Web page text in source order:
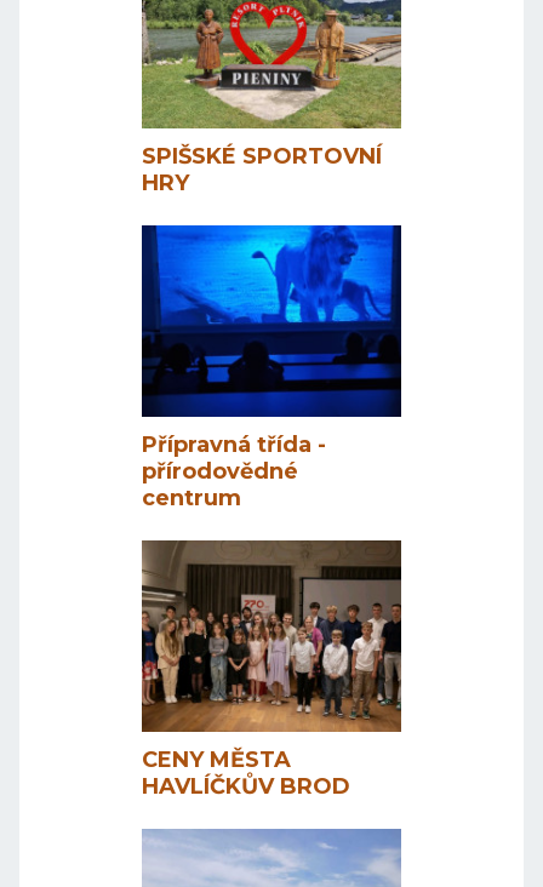
SPIŠSKÉ SPORTOVNÍ
HRY
Přípravná třída -
přírodovědné
centrum
CENY MĚSTA
HAVLÍČKŮV BROD